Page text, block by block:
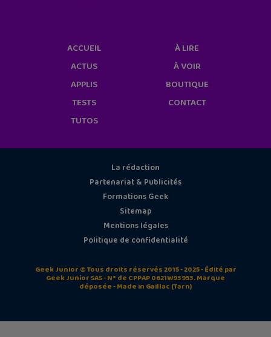
ACCUEIL
ACTUS
APPLIS
TESTS
TUTOS
À LIRE
À VOIR
BOUTIQUE
CONTACT
La rédaction
Partenariat & Publicités
Formations Geek
Sitemap
Mentions légales
Politique de confidentialité
Geek Junior © Tous droits réservés 2015 - 2025 - Édité par
Geek Junior SAS - N° de CPPAP 0621W93953. Marque
déposée - Made in Gaillac (Tarn)